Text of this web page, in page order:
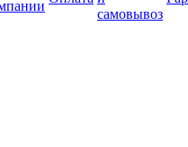
самовывоз